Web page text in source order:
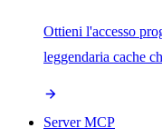
Ottieni l'accesso
leggendaria cache
Server MCP